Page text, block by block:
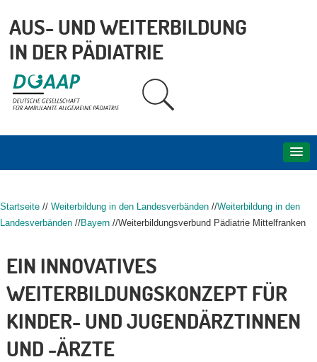
AUS- UND WEITERBILDUNG
IN DER PÄDIATRIE
Startseite // Weiterbildung in den Landesverbänden //Weiterbildung in den
Landesverbänden //Bayern //Weiterbildungsverbund Pädiatrie Mittelfranken
EIN INNOVATIVES
WEITERBILDUNGSKONZEPT FÜR
KINDER- UND JUGENDÄRZTINNEN
UND -ÄRZTE